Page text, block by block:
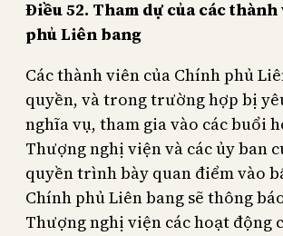
Điều 52. Tham dự của các
phủ Liên bang
Các thành viên của Chính phủ
quyền, và trong trường hợp bị
nghĩa vụ, tham gia vào các buổi
Thượng nghị viện và các ủy ban
quyền trình bày quan điểm vào
Chính phủ Liên bang sẽ thông
Thượng nghị viện các hoạt động